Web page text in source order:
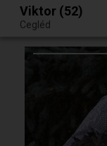
Egy jó randiból bármi lehet.
Viktor (52)
Cegléd